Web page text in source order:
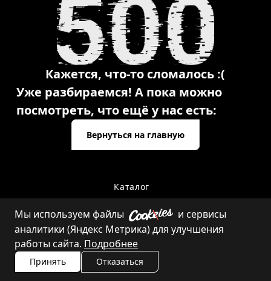
Кажется, что-то сломалось :(
Уже разбираемся! А пока можно
посмотреть, что ещё у нас есть:
Вернуться на главную
Каталог
Контакты
Мы используем файлы
и сервисы
аналитики (Яндекс Метрика) для улучшения
работы сайта. Подробнее
Принять Отказаться